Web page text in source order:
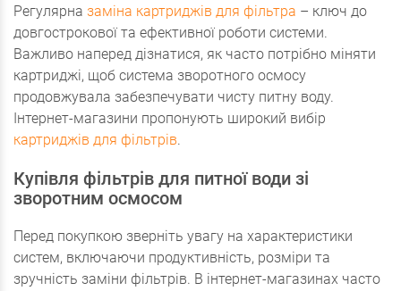
Регулярна заміна картриджів для фільтра – ключ до
довгострокової та ефективної роботи системи.
Важливо наперед дізнатися, як часто потрібно міняти
картриджі, щоб система зворотного осмосу
продовжувала забезпечувати чисту питну воду.
Інтернет-магазини пропонують широкий вибір
картриджів для фільтрів.
Купівля фільтрів для питної води зі
зворотним осмосом
Перед покупкою зверніть увагу на характеристики
систем, включаючи продуктивність, розміри та
зручність заміни фільтрів. В інтернет-магазинах часто